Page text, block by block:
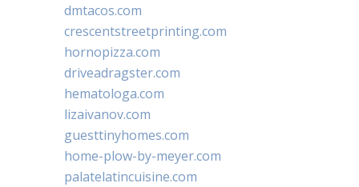
dmtacos.com
crescentstreetprinting.com
hornopizza.com
driveadragster.com
hematologa.com
lizaivanov.com
guesttinyhomes.com
home-plow-by-meyer.com
palatelatincuisine.com